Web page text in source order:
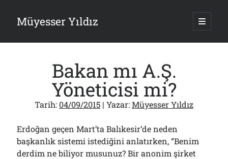
Müyesser Yıldız ana
Yan
Menü
Gazi’den Milletvekillerine Kurşun Gibi Sözler!..
07/08/2026
Türkiye 2.0’a Gidiş!..
Bakan mı A.Ş.
Yöneticisi mi?
Tarih: 04/09/2015 | Yazar:Müyesser Yıldız
Erdoğan geçen Mart’ta Balıkesir’de neden
başkanlık sistemi istediğini anlatırken, “Benim
derdim ne biliyor musunuz? Bir anonim şirket